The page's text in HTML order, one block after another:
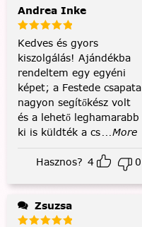
Andrea Inke
Kedves és gyors
kiszolgálás! Ajándékba
rendeltem egy egyéni
képet; a Festede csapata
nagyon segítőkész volt
és a lehető leghamarabb
ki is küldték a cs...More
Hasznos? 4 0
Zsuzsa